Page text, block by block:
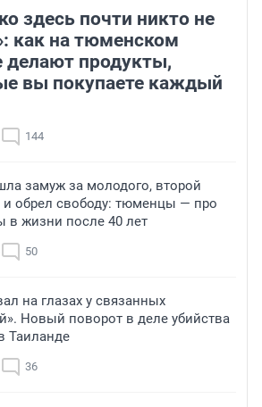
здесь почти никто не
как на тюменском
делают продукты,
вы покупаете каждый
144
замуж за молодого, второй
и обрел свободу: тюменцы — про
в жизни после 40 лет
50
на глазах у связанных
Новый поворот в деле убийства
Таиланде
36